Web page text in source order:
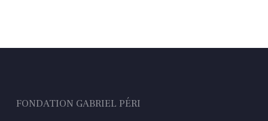
FONDATION GABRIEL PÉRI